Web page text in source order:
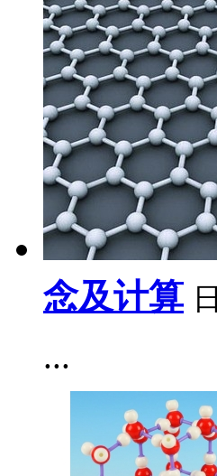
念及计算
...